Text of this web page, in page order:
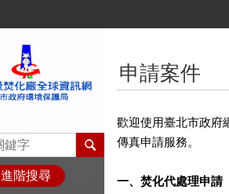
進階搜尋
申請案件
歡迎使用臺北市政府
傳真申請服務。
一、焚化代處理申請